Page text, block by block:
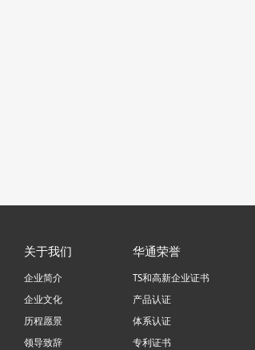
关于我们
企业简介
企业文化
历程愿景
领导致辞
华通荣誉
TS和高新企业证书
产品认证
体系认证
专利证书